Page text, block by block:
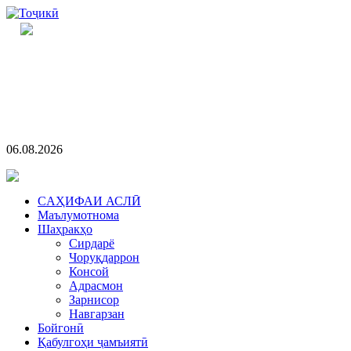
06.08.2026
CАҲИФАИ АСЛӢ
Маълумотнома
Шаҳракҳо
Сирдарё
Чоруқдаррон
Консой
Адрасмон
Зарнисор
Навгарзан
Бойгонӣ
Қабулгоҳи ҷамъиятӣ